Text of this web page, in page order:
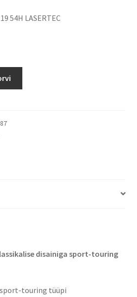
54H LASERTEC
disainiga sport-touring
touring tüüpi